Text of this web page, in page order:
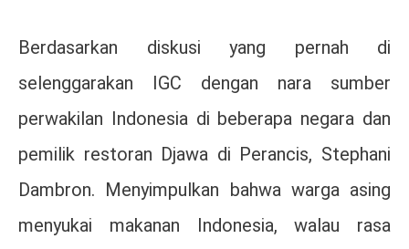
Berdasarkan diskusi yang pernah di
selenggarakan IGC dengan nara sumber
perwakilan Indonesia di beberapa negara dan
pemilik restoran Djawa di Perancis, Stephani
Dambron. Menyimpulkan bahwa warga asing
menyukai makanan Indonesia, walau rasa